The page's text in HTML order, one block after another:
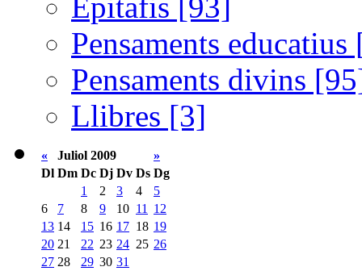
Pensaments
Pensaments divins
Llibres [3]
« Juliol 2009
»
Dl Dm Dc Dj Dv Ds Dg
1
2 3 4
5
6
7 8 9 10 11
12
13 14 15 16 17 18 19
20 21 22 23 24 25 26
27 28 29 30 31